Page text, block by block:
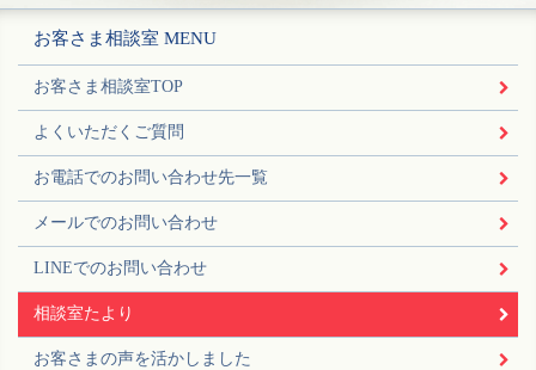
お客さま相談室 MENU
お客さま相談室TOP
よくいただくご質問
お電話でのお問い合わせ先一覧
メールでのお問い合わせ
LINEでのお問い合わせ
相談室たより
お客さまの声を活かしました